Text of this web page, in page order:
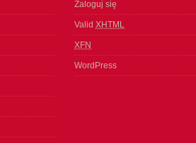
Zaloguj się
Valid XHTML
XFN
WordPress